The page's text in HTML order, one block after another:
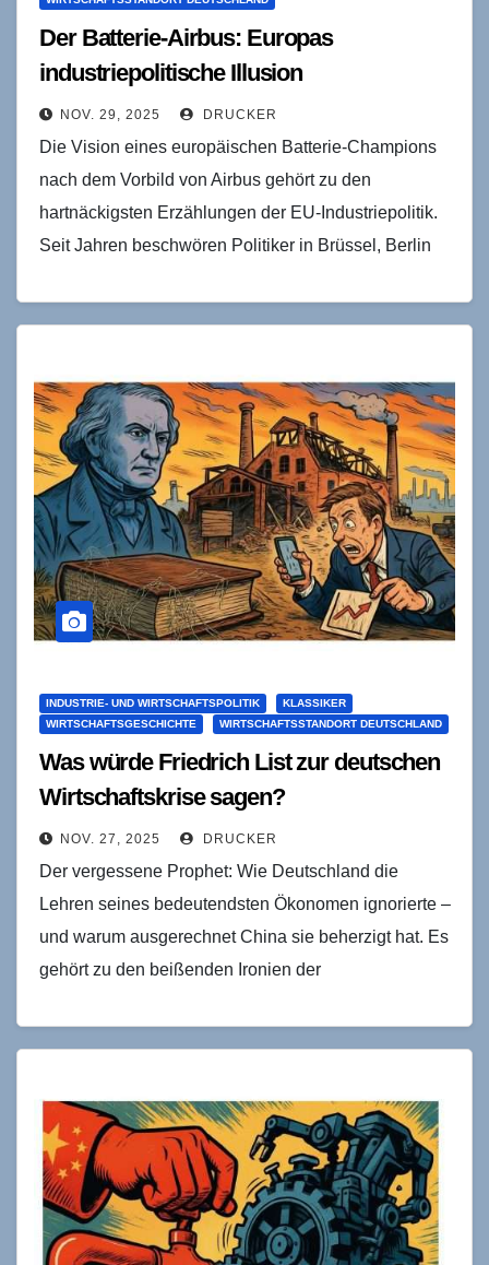
Der Batterie-Airbus: Europas
industriepolitische Illusion
NOV. 29, 2025 DRUCKER
Die Vision eines europäischen Batterie-Champions
nach dem Vorbild von Airbus gehört zu den
hartnäckigsten Erzählungen der EU-Industriepolitik.
Seit Jahren beschwören Politiker in Brüssel, Berlin
INDUSTRIE- UND WIRTSCHAFTSPOLITIK
KLASSIKER
WIRTSCHAFTSGESCHICHTE
WIRTSCHAFTSSTANDORT DEUTSCHLAND
Was würde Friedrich List zur deutschen
Wirtschaftskrise sagen?
NOV. 27, 2025 DRUCKER
Der vergessene Prophet: Wie Deutschland die
Lehren seines bedeutendsten Ökonomen ignorierte –
und warum ausgerechnet China sie beherzigt hat. Es
gehört zu den beißenden Ironien der